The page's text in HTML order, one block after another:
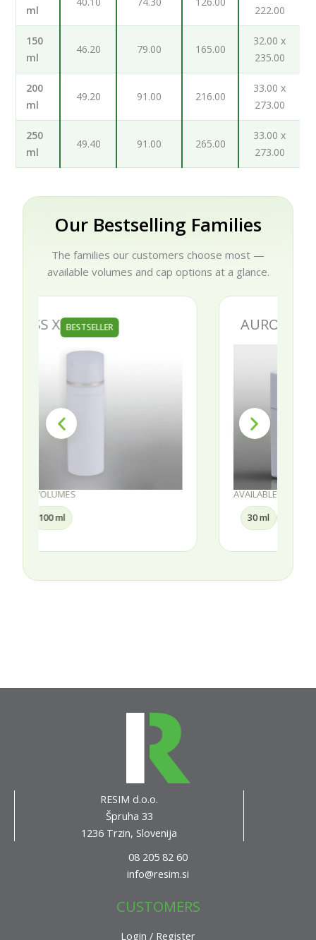
ml
222.00
150
ml
46.20 79.00 165.00
32.00 x
235.00
200
ml
49.20 91.00 216.00
33.00 x
273.00
250
ml
49.40 91.00 265.00
33.00 x
273.00
Our Bestselling Families
The families our customers choose most —
available volumes and cap options at a glance.
AURORA
AVAILABLE VOLUMES
RESIM d.o.o.
Špruha 33
1236 Trzin, Slovenija
08 205 82 60
info@resim.si
CUSTOMERS
Login / Register